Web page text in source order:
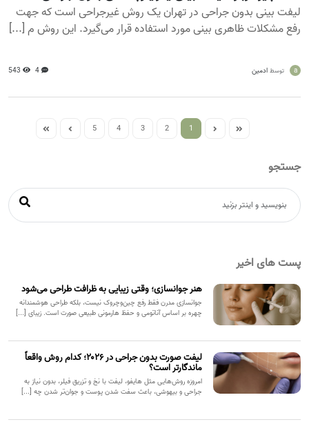
لیفت بینی بدون جراحی در تهران یک روش غیرجراحی است که جهت
رفع مشکلات ظاهری بینی مورد استفاده قرار می‌گیرد. این روش م [...]
a توسط ادمین 4
543
1
2
3
4
5
جستجو
پست های اخیر
هنر جوانسازی؛ وقتی زیبایی به ظرافت طراحی می‌شود
جوانسازی مدرن فقط رفع چین‌وچروک نیست، بلکه طراحی هوشمندانه
چهره بر اساس آناتومی و حفظ هارمونی طبیعی صورت است. زیبای [...]
لیفت صورت بدون جراحی در ۲۰۲۶؛ کدام روش واقعاً
ماندگارتر است؟
امروزه روش‌هایی مثل هایفو، لیفت با نخ و تزریق فیلر، بدون نیاز به
جراحی و بیهوشی، باعث سفت شدن پوست و جوان‌تر شدن چه [...]